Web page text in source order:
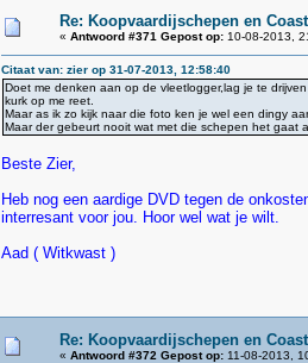
Re: Koopvaardijschepen en
« Antwoord #371 Gepost op: 10-08-2013,
Citaat van: zier op 31-07-2013, 12:58:40
Doet me denken aan op de vleetlogger,lag je te
kurk op me reet.
Maar as ik zo kijk naar die foto ken je wel een dingy
Maar der gebeurt nooit wat met die schepen het gaat
Beste Zier,
Heb nog een aardige DVD tegen de
interresant voor jou. Hoor wel wat je wilt.
Aad ( Witkwast )
Re: Koopvaardijschepen en
« Antwoord #372 Gepost op: 11-08-2013,